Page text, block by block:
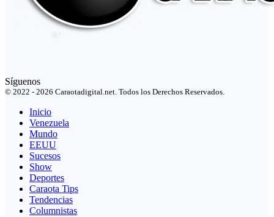
Síguenos
© 2022 - 2026 Caraotadigital.net. Todos los Derechos Reservados.
Inicio
Venezuela
Mundo
EEUU
Sucesos
Show
Deportes
Caraota Tips
Tendencias
Columnistas